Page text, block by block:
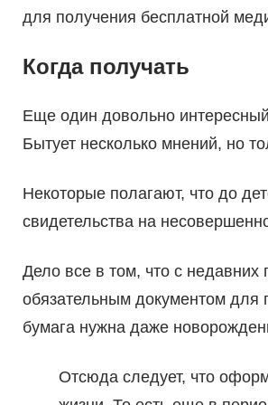
для получения бесплатной
Когда получать
Еще один довольно
Бытует несколько мнений, но
Некоторые полагают, что до
свидетельства на
Дело все в том, что с
обязательным документом для
бумага нужна даже
Отсюда следует, что